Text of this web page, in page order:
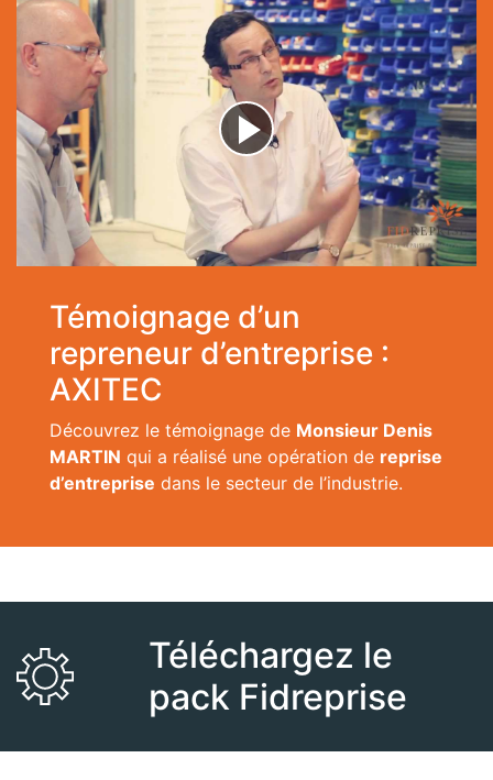
Témoignage d’un
repreneur d’entreprise :
AXITEC
Découvrez le témoignage de Monsieur Denis
MARTIN qui a réalisé une opération de reprise
d’entreprise dans le secteur de l’industrie.
Téléchargez le
pack Fidreprise